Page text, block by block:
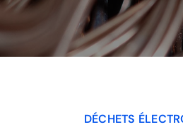
DÉCHETS